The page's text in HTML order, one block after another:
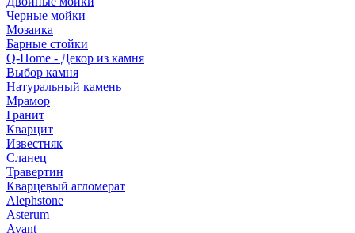
Черные мойки
Мозаика
Барные стойки
Q-Home - Декор из камня
Выбор камня
Натуральный камень
Мрамор
Гранит
Кварцит
Известняк
Сланец
Травертин
Кварцевый агломерат
Alephstone
Asterum
Avant